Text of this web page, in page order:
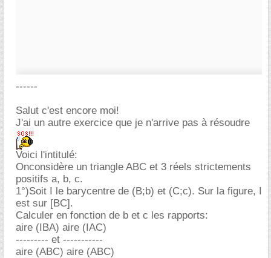
------
Salut c'est encore moi!
J'ai un autre exercice que je n'arrive pas à résoudre
Voici l'intitulé:
Onconsidère un triangle ABC et 3 réels strictements
positifs a, b, c.
1°)Soit I le barycentre de (B;b) et (C;c). Sur la figure, I
est sur [BC].
Calculer en fonction de b et c les rapports:
aire (IBA) aire (IAC)
--------- et -----------
aire (ABC) aire (ABC)